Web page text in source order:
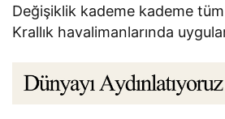
Değişiklik kademe kademe
Krallık havalimanlarında